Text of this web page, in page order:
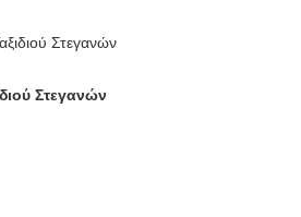
Στεγανών
Στεγανών